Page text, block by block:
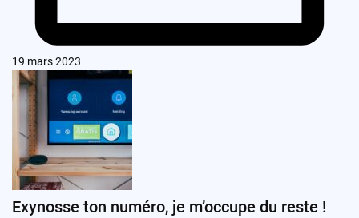
19 mars 2023
Exynosse ton numéro, je m’occupe du reste !